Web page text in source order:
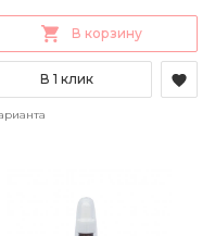
В корзину
В 1 клик